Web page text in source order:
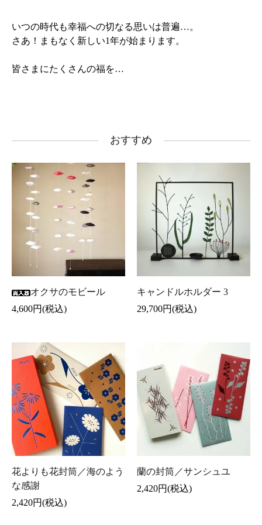
いつの時代も幸福への切なる思いは普遍…。
さあ！まもなく新しい1年が始まります。
皆さまにたくさんの福を…
おすすめ
オクサのモビール
4,600円(税込)
キャンドルホルダー 3
29,700円(税込)
花よりも花封筒／海のよう
な感謝
2,420円(税込)
蘭の封筒／サンシュユ
2,420円(税込)